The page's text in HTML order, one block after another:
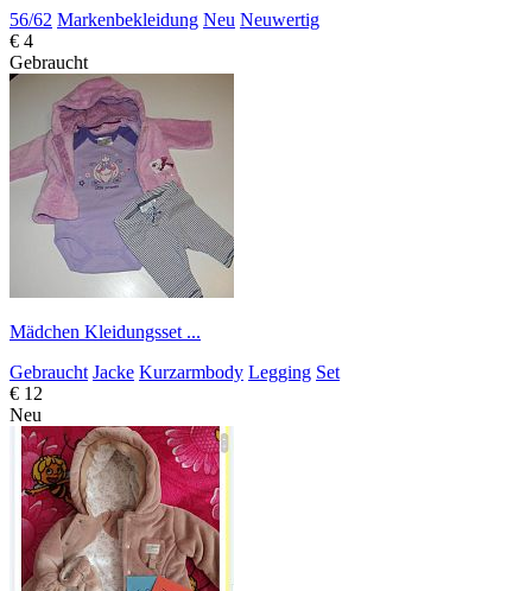
56/62 Markenbekleidung Neu Neuwertig
€ 4
Gebraucht
Mädchen Kleidungsset ...
Gebraucht Jacke Kurzarmbody Legging Set
€ 12
Neu